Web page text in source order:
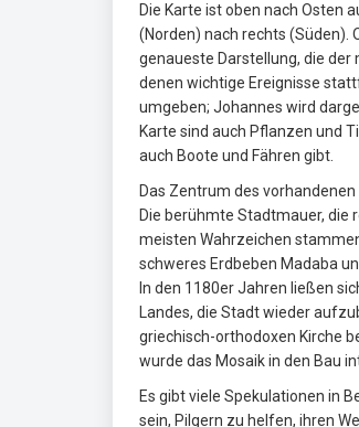
Die Karte ist oben nach Osten
(Norden) nach rechts (Süden).
genaueste Darstellung, die der
denen wichtige Ereignisse
umgeben; Johannes wird
Karte sind auch Pflanzen und
auch Boote und Fähren gibt.
Das Zentrum des
Die berühmte Stadtmauer, die
meisten Wahrzeichen
schweres Erdbeben Madaba
In den 1180er Jahren ließen
Landes, die Stadt wieder
griechisch-orthodoxen Kirche
wurde das Mosaik in den Bau
Es gibt viele Spekulationen in
sein, Pilgern zu helfen, ihren